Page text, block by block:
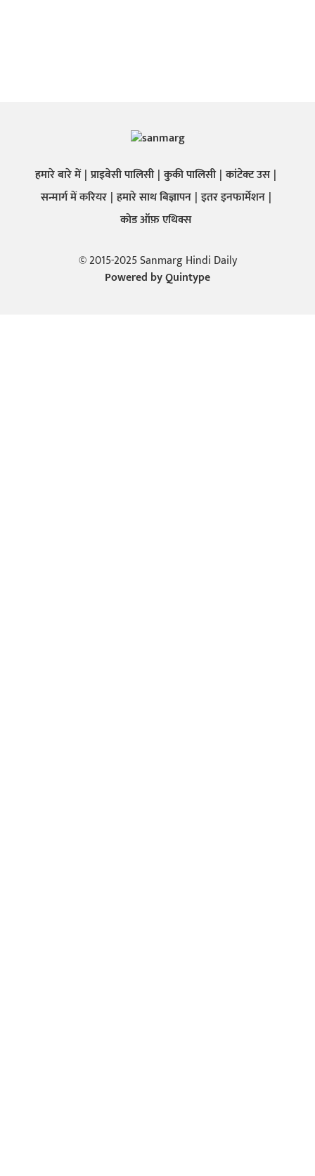
हमारे बारे में प्राइवेसी पालिसी कुकी पालिसी कांटेक्ट उस
सन्मार्ग में करियर हमारे साथ बिज्ञापन इतर इनफार्मेशन
कोड ऑफ़ एथिक्स
© 2015-2025 Sanmarg Hindi Daily
Powered byQuintype